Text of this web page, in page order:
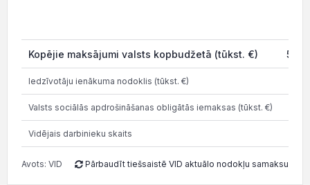
Kopējie maksājumi valsts kopbudžetā (tūkst. €)
Iedzīvotāju ienākuma nodoklis (tūkst. €)
Valsts sociālās apdrošināšanas obligātās iemaksas (tūkst. €)
Vidējais darbinieku skaits
Avots: VID Pārbaudīt tiešsaistē VID aktuālo nodokļu samaksu